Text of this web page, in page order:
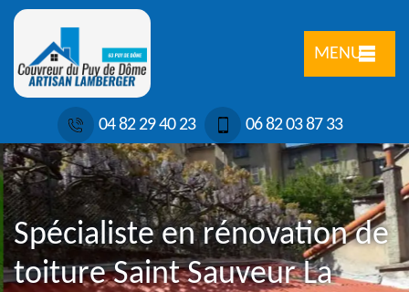
MENU
04 82 29 40 23 06 82 03 87 33
Spécialiste en rénovation de
toiture Saint Sauveur La